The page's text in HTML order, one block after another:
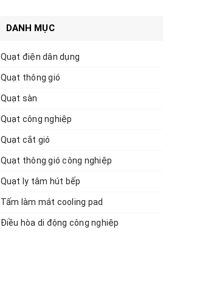
DANH MỤC
Quạt điện dân dụng
Quạt thông gió
Quạt sàn
Quạt công nghiệp
Quạt cắt gió
Quạt thông gió công nghiệp
Quạt ly tâm hút bếp
Tấm làm mát cooling pad
Điều hòa di động công nghiệp